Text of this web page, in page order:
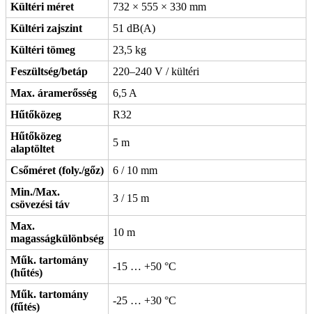
Kültéri méret
732 × 555 × 330 mm
Kültéri zajszint
51 dB(A)
Kültéri tömeg
23,5 kg
Feszültség/betáp
220–240 V / kültéri
Max. áramerősség
6,5 A
Hűtőközeg
R32
Hűtőközeg
alaptöltet
5 m
Csőméret (foly./gőz)
6 / 10 mm
Min./Max.
csövezési táv
3 / 15 m
Max.
magasságkülönbség
10 m
Műk. tartomány
(hűtés)
-15 … +50 °C
Műk. tartomány
(fűtés)
-25 … +30 °C